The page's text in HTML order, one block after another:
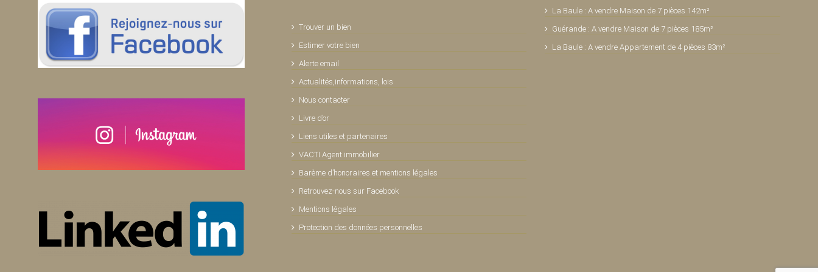
Trouver un bien
Estimer votre bien
Alerte email
Actualités,informations, lois
Nous contacter
Livre d’or
Liens utiles et partenaires
VACTI Agent immobilier
Barème d’honoraires et mentions légales
Retrouvez-nous sur Facebook
Mentions légales
Protection des données personnelles
La Baule : A vendre Maison de 7 pièces 142m²
Guérande : A vendre Maison de 7 pièces 185m²
La Baule : A vendre Appartement de 4 pièces 83m²